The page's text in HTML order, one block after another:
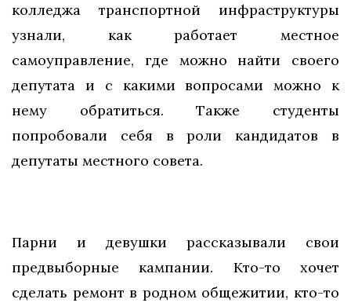
колледжа транспортной инфраструктуры
узнали, как работает местное
самоуправление, где можно найти своего
депутата и с какими вопросами можно к
нему обратиться. Также студенты
попробовали себя в роли кандидатов в
депутаты местного совета.
Парни и девушки рассказывали свои
предвыборные кампании. Кто-то хочет
сделать ремонт в родном общежитии, кто-то